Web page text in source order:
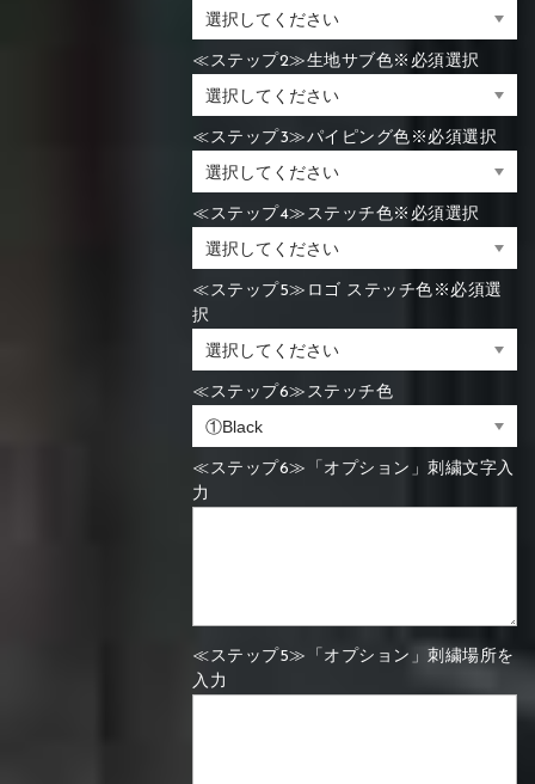
≪ステップ2≫生地サブ色※必須選択
≪ステップ3≫パイピング色※必須選択
≪ステップ4≫ステッチ色※必須選択
≪ステップ5≫ロゴ ステッチ色※必須選
択
≪ステップ6≫ステッチ色
≪ステップ6≫「オプション」刺繍文字入
力
≪ステップ5≫「オプション」刺繍場所を
入力